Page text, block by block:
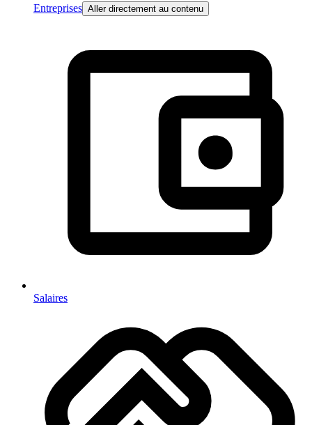
Entreprises Aller directement au contenu
Salaires